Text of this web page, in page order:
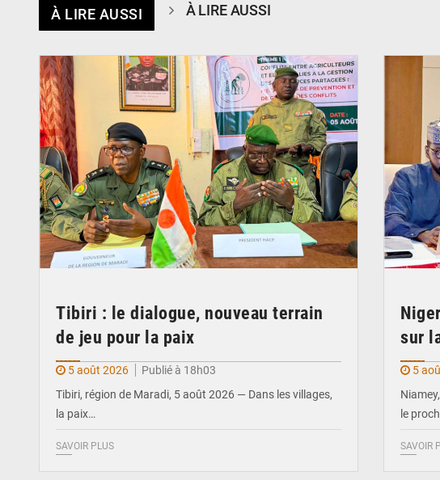
À LIRE AUSSI À LIRE AUSSI
Tibiri : le dialogue, nouveau terrain
de jeu pour la paix
5 août 2026
Publié à 18h03
Tibiri, région de Maradi, 5 août 2026 — Dans les villages,
la paix…
SAVOIR PLUS
sur
5
le
SAVOIR